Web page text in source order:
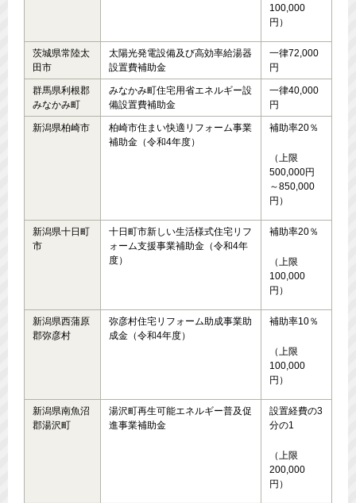
100,000
円）
茨城県常陸太
田市
太陽光発電設備及び高効率給湯器
設置費補助金
一律72,000
円
群馬県利根郡
みなかみ町
みなかみ町住宅用省エネルギー設
備設置費補助金
一律40,000
円
新潟県柏崎市
柏崎市住まい快適リフォーム事業
補助金（令和4年度）
補助率20％
（上限
500,000円
～850,000
円）
新潟県十日町
市
十日町市新しい生活様式住宅リフ
ォーム支援事業補助金（令和4年
度）
補助率20％
（上限
100,000
円）
新潟県西蒲原
郡弥彦村
弥彦村住宅リフォーム助成事業助
成金（令和4年度）
補助率10％
（上限
100,000
円）
新潟県南魚沼
郡湯沢町
湯沢町再生可能エネルギー普及促
進事業補助金
設置経費の3
分の1
（上限
200,000
円）